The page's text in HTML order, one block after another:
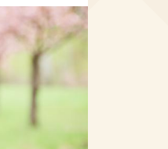
S
t
e